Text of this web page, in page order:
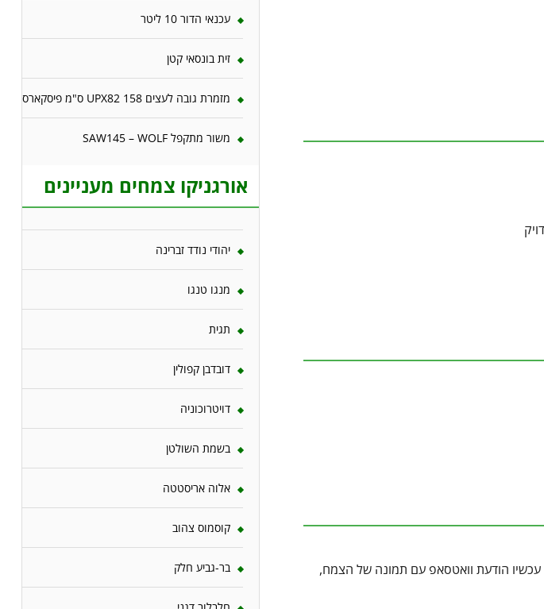
עכשיו הודעת וואטסאפ עם תמונה של הצמח,
עכנאי הדור 10 ליטר
זית בונסאי קטן
מזמרת גובה לעצים 158 UPX82 ס"מ פיסקארס
משור מתקפל SAW145 – WOLF
אורגניקו צמחים מעניינים
יהודי נודד זברינה
מנגו טנגו
תגית
דובדבן קפולין
דויטרוכוניה
בשמת השולטן
אלוה אריסטטה
קוסמוס צהוב
בר-גביע חלק